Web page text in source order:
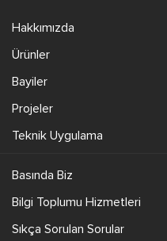
Hakkımızda
Ürünler
Bayiler
Projeler
Teknik Uygulama
Basında Biz
Bilgi Toplumu Hizmetleri
Sıkça Sorulan Sorular